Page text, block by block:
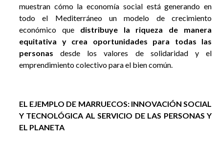
muestran cómo la economía social está generando en
todo el Mediterráneo un modelo de crecimiento
económico que distribuye la riqueza de manera
equitativa y crea oportunidades para todas las
personas desde los valores de solidaridad y el
emprendimiento colectivo para el bien común.
EL EJEMPLO DE MARRUECOS: INNOVACIÓN SOCIAL
Y TECNOLÓGICA AL SERVICIO DE LAS PERSONAS Y
EL PLANETA